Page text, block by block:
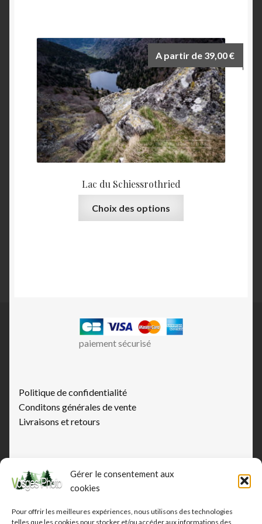
Gérer le consentement aux
cookies
Pour offrir les meilleures expériences, nous utilisons des technologies
telles que les cookies pour stocker et/ou accéder aux informations des
peuvent
être
choisies
sur
la
page
du
Lac du Schiessrothried
A partir de 39,00€
Choix des options
être
choisies
paiement sécurisé
Politique de confidentialité
Conditons générales de vente
Livraisons et retours
Paiement sécurisé
Foire aux Questions